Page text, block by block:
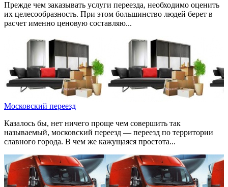
Прежде чем заказывать услуги переезда, необходимо оценить
их целесообразность. При этом большинство людей берет в
расчет именно ценовую составляю...
Московский переезд
Казалось бы, нет ничего проще чем совершить так
называемый, московский переезд — переезд по территории
славного города. В чем же кажущаяся простота...